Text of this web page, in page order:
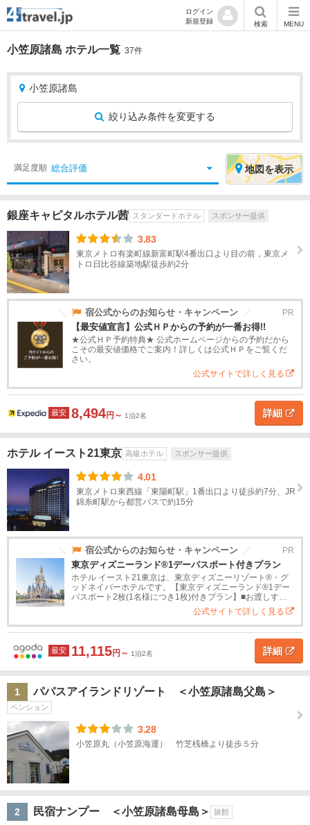
ログイン
新規登録
検索 MENU
小笠原諸島 ホテル一覧 37件
小笠原諸島
絞り込み条件を変更する
り
み
条
件
宿
泊
地
笠
原
諸
テ
イ
プ
ン
ダ
ー
ル
ホ
テ
ル
旅
館
シ
ョ
ン
荘
ホ
テ
ル
名
こ
の
条
で
す
地図
を表示
リ
を
選
択
北
海
関
城
群
玉
葉
京
東
京
す
べ
て
東京
駅・
満足度順 総合評価 地図を表示
銀座キャピタルホテル茜 スタンダードホテル スポンサー提供
3.83
東京メトロ有楽町線新富町駅4番出口より目の前，東京メ
トロ日比谷線築地駅徒歩約2分
宿公式からのお知らせ・キャンペーン PR
【最安値宣言】公式ＨＰからの予約が一番お得!!
★公式ＨＰ予約特典★ 公式ホームページからの予約だから
こその最安値価格でご案内！詳しくは公式ＨＰをご覧くだ
さい。
公式サイトで詳しく見る
最安 8,494円～ 1泊2名 詳細
ホテル イースト21東京 高級ホテル スポンサー提供
4.01
東京メトロ東西線「東陽町駅」1番出口より徒歩約7分、JR
錦糸町駅から都営バスで約15分
宿公式からのお知らせ・キャンペーン PR
東京ディズニーランド®1デーパスポート付きプラン
ホテル イースト21東京は、東京ディズニーリゾート®・グ
ッドネイバーホテルです。【東京ディズニーランド®1デー
パスポート2枚(1名様につき1枚)付きプラン】■お渡しする
パスポートについて・チェックアウト日の東京ディズニー
公式サイトで詳しく見る
最安 11,115円～ 1泊2名 詳細
1 パパスアイランドリゾート ＜小笠原諸島父島＞
ペンション
3.28
小笠原丸（小笠原海運） 竹芝桟橋より徒歩５分
2 民宿ナンプー ＜小笠原諸島母島＞ 旅館